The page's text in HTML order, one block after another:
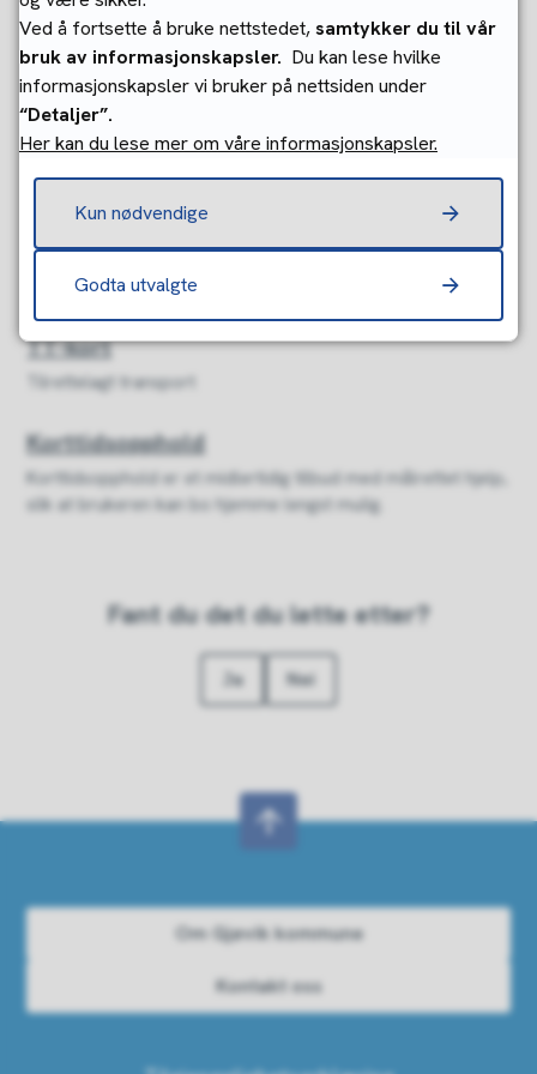
Til deg som har sterkt nedsatt funksjonsevne og er helt
avhengig av hjelp for å greie dagliglivets gjøremål.
Yngre med funksjonsnedsettelser
Aktivitetstilbud, praktisk bistand og opplæring, koordinator,
Støtte til pårørende
Pårørende som gjør mye og krevende omsorgsarbeid, har
rett til ulike former for støtte.
TT-kort
Tilrettelagt transport
Korttidsopphold
Korttidsopphold er et midlertidig tilbud med målrettet hjelp,
slik at brukeren kan bo hjemme lengst mulig.
Fant du det du lette etter?
Ja Nei
Om Gjøvik kommune
Kontakt oss
Ved å fortsette å bruke nettstedet,samtykker du til vår
bruk av informasjonskapsler. Du kan lese hvilke
informasjonskapsler vi bruker på nettsiden under
“Detaljer”.
Her kan du lese mer om våre informasjonskapsler.
Kun nødvendige
Godta utvalgte